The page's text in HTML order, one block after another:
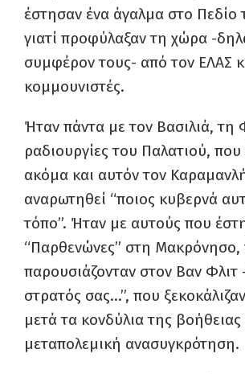
έστησαν ένα άγαλμα στο Πεδίο
γιατί προφύλαξαν τη χώρα -
συμφέρον τους- από τον ΕΛΑΣ
κομμουνιστές.
Ήταν πάντα με τον Βασιλιά, τη
ραδιουργίες του Παλατιού, που
ακόμα και αυτόν τον
αναρωτηθεί “ποιος κυβερνά
τόπο”. Ήταν με αυτούς που
“Παρθενώνες” στη Μακρόνησο,
παρουσιάζονταν στον Βαν Φλιτ
στρατός σας…”, που
μετά τα κονδύλια της βοήθειας
μεταπολεμική ανασυγκρότηση.